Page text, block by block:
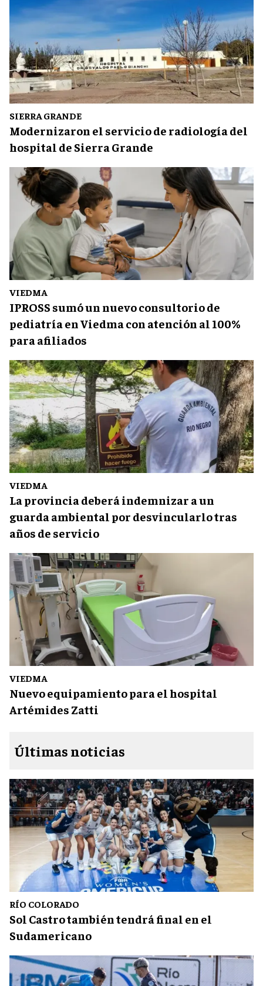
SIERRA GRANDE
Modernizaron el servicio de radiología del
hospital de Sierra Grande
VIEDMA
IPROSS sumó un nuevo consultorio de
pediatría en Viedma con atención al 100%
para afiliados
VIEDMA
La provincia deberá indemnizar a un
guarda ambiental por desvincularlo tras
años de servicio
VIEDMA
Nuevo equipamiento para el hospital
Artémides Zatti
Últimas noticias
RÍO COLORADO
Sol Castro también tendrá final en el
Sudamericano